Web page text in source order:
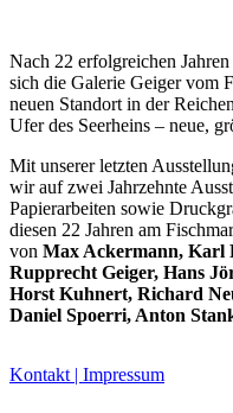
Uli
Harald Schwiers
Nach 22 erfolgreichen
sich die Galerie Geiger vom
neuen Standort in der
Ufer des Seerheins – neue,
Mit unserer letzten
wir auf zwei Jahrzehnte
Papierarbeiten sowie
diesen 22 Jahren am
von Max Ackermann, Karl
Rupprecht Geiger, Hans
Horst Kuhnert, Richard
Daniel Spoerri, Anton
Kontakt | Impressum